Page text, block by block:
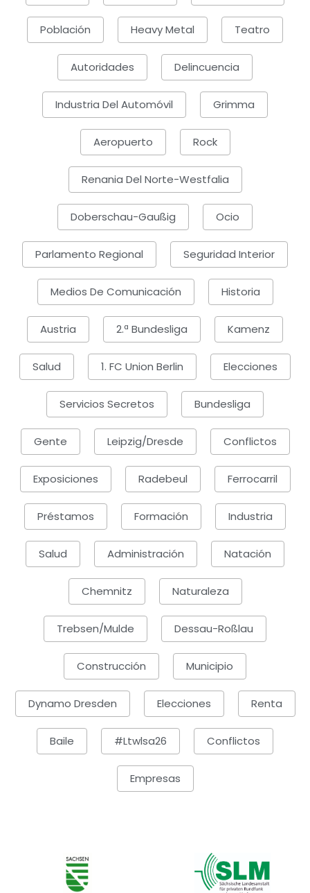
Población Heavy Metal Teatro
Autoridades Delincuencia
Industria Del Automóvil Grimma
Aeropuerto Rock
Renania Del Norte-Westfalia
Doberschau-Gaußig Ocio
Parlamento Regional Seguridad Interior
Medios De Comunicación Historia
Austria 2.ª Bundesliga Kamenz
Salud 1. FC Union Berlin Elecciones
Servicios Secretos Bundesliga
Gente Leipzig/Dresde Conflictos
Exposiciones Radebeul Ferrocarril
Préstamos Formación Industria
Salud Administración Natación
Chemnitz Naturaleza
Trebsen/Mulde Dessau-Roßlau
Construcción Municipio
Dynamo Dresden Elecciones Renta
Baile #ltwlsa26 Conflictos
Empresas